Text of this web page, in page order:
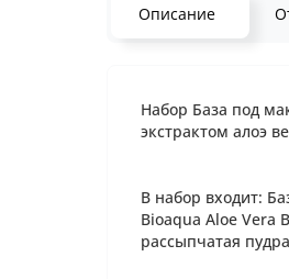
Описание
Набор База под
экстрактом алоэ
В набор входит:
Bioaqua Aloe Vera
рассыпчатая